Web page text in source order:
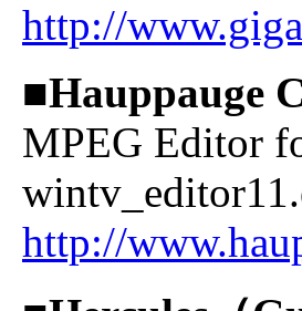
http://
■Hauppauge
MPEG Editor
http://